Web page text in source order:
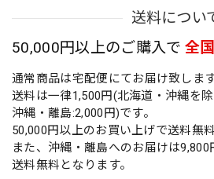
送料につい
50,000円以上のご購入で 全
通常商品は宅配便にてお届け致します
送料は一律1,500円(北海道・沖縄を除
沖縄・離島:2,000円)です。
50,000円以上のお買い上げで送料無
また、沖縄・離島へのお届けは
送料無料となります。